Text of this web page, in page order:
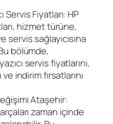
Servis Fiyatları: HP
hizmet türüne,
servis sağlayıcısına
bölümde,
servis fiyatlarını,
ve indirim fırsatlarını
Ataşehir:
zaman içinde